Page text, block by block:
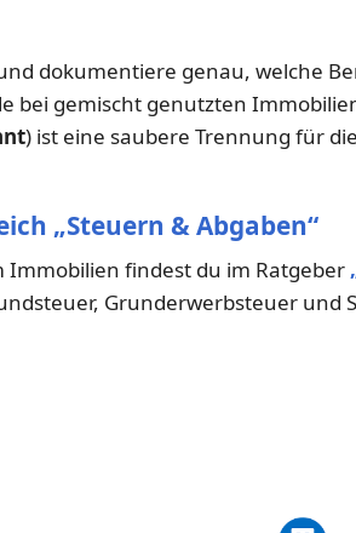
dokumentiere genau, welche
bei gemischt genutzten
) ist eine saubere Trennung für
„Steuern & Abgaben“
findest du im Ratgeber
Grunderwerbsteuer und